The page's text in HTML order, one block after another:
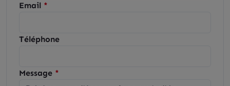
Email
Téléphone
Message